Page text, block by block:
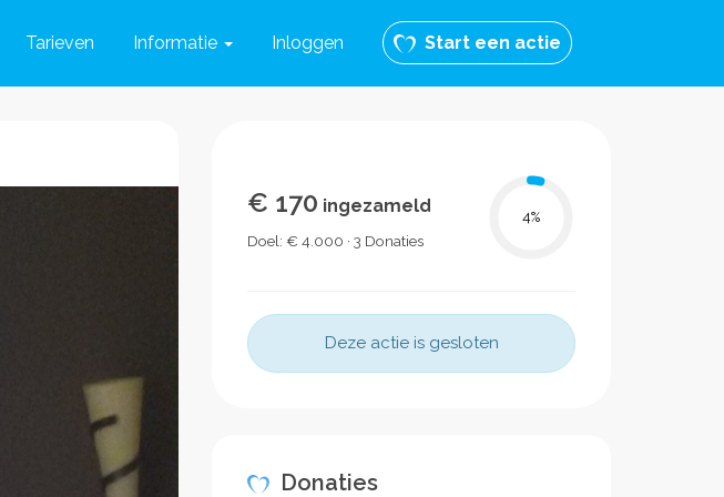
Tarieven Informatie Inloggen Start een actie
€ 170 ingezameld
Doel: € 4.000 · 3 Donaties
4%
Deze actie is gesloten
Donaties